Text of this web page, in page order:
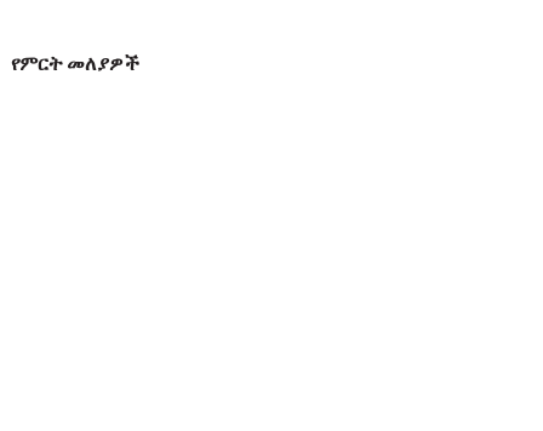
የምርት መለያዎች